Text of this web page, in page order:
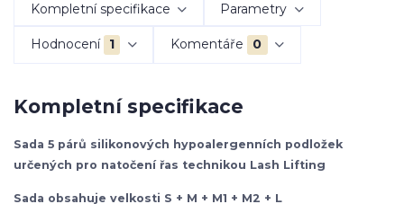
Kompletní specifikace Parametry
Hodnocení 1 Komentáře 0
Kompletní specifikace
Sada 5 párů silikonových hypoalergenních podložek
určených pro natočení řas technikou Lash Lifting
Sada obsahuje velkosti S + M + M1 + M2 + L